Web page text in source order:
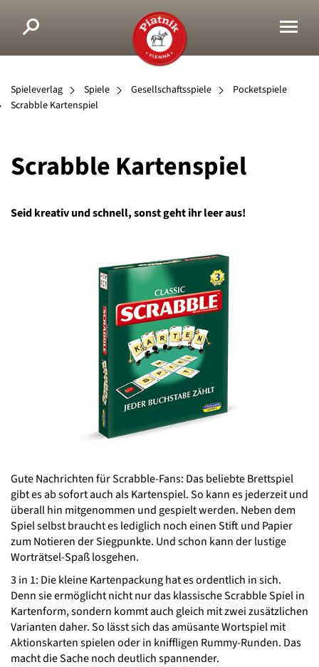
Spieleverlag Spiele Gesellschaftsspiele
Pocketspiele
Scrabble Kartenspiel
Scrabble Kartenspiel
Seid kreativ und schnell, sonst geht ihr leer aus!
Gute Nachrichten für Scrabble-Fans: Das beliebte Brettspiel
gibt es ab sofort auch als Kartenspiel. So kann es jederzeit und
überall hin mitgenommen und gespielt werden. Neben dem
Spiel selbst braucht es lediglich noch einen Stift und Papier
zum Notieren der Siegpunkte. Und schon kann der lustige
Worträtsel-Spaß losgehen.
3 in 1: Die kleine Kartenpackung hat es ordentlich in sich.
Denn sie ermöglicht nicht nur das klassische Scrabble Spiel in
Kartenform, sondern kommt auch gleich mit zwei zusätzlichen
Varianten daher. So lässt sich das amüsante Wortspiel mit
Aktionskarten spielen oder in kniffligen Rummy-Runden. Das
macht die Sache noch deutlich spannender.